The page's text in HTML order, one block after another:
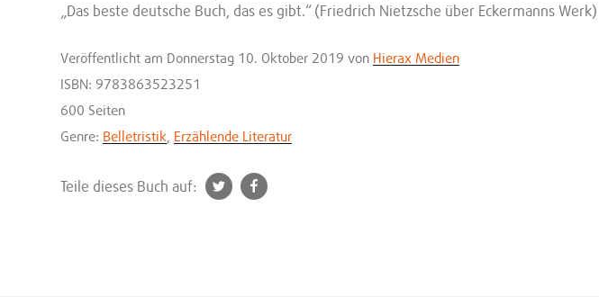
„Das beste deutsche Buch, das es gibt.“ (Friedrich Nietzsche über Eckermanns Werk)
Veröffentlicht am Donnerstag 10. Oktober 2019 von Hierax Medien
ISBN: 9783863523251
600 Seiten
Genre: Belletristik Erzählende Literatur
Teile dieses Buch auf:
t
f